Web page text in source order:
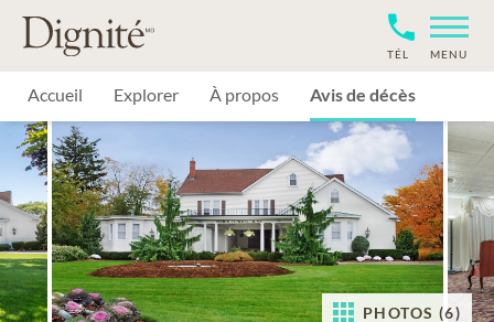
MENU
TÉL
Accueil Explorer À propos Avis de décès
PHOTOS (6)